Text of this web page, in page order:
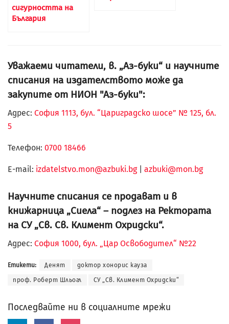
сигурността на
България
Уважаеми читатели, в. „Аз-буки“ и научните
списания на издателството може да
закупите от НИОН "Аз-буки":
Адрес: София 1113, бул. “Цариградско шосе” № 125, бл.
5
Телефон: 0700 18466
Е-mail: izdatelstvo.mon@azbuki.bg| azbuki@mon.bg
Научните списания се продават и в
книжарница „Сиела“ – подлез на Ректората
на СУ „Св. Св. Климент Охридски“.
Адрес: София 1000, бул. „Цар Освободител“ №22
Етикети: Денят доктор хонорис кауза
проф. Роберт Шльогл СУ „Св. Климент Охридски“
Последвайте ни в социалните мрежи